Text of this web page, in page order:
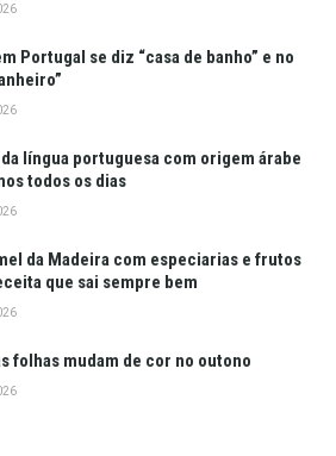
Portugal se diz “casa de banho” e no
língua portuguesa com origem árabe
todos os dias
da Madeira com especiarias e frutos
que sai sempre bem
folhas mudam de cor no outono